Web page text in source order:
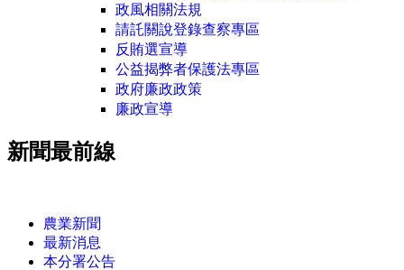
政風相關法規
請託關說登錄查察專區
反賄選宣導
公益揭弊者保護法專區
政府廉政政策
廉政宣導
新聞最前線
農業新聞
最新消息
本分署公告